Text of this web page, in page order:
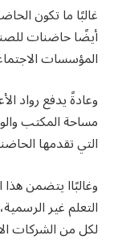
غالبًا ما تكون
أيضًا حاضنات
المؤسسات
وعادةً يدفع رواد
مساحة المكتب
التي تقدمها
وغالبًاا يتضمن
التعلم غير
لكل من الشركات